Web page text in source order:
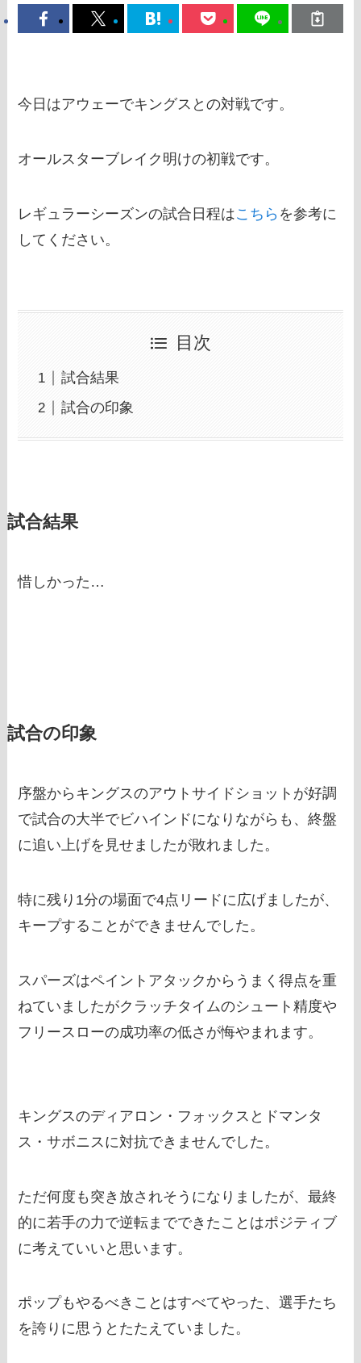
今日はアウェーでキングスとの対戦です。
オールスターブレイク明けの初戦です。
レギュラーシーズンの試合日程はこちら を参考に
してください。
目次
試合結果
試合の印象
試合結果
惜しかった…
試合の印象
序盤からキングスのアウトサイドショットが好調
で試合の大半でビハインドになりながらも、終盤
に追い上げを見せましたが敗れました。
特に残り1分の場面で4点リードに広げましたが、
キープすることができませんでした。
スパーズはペイントアタックからうまく得点を重
ねていましたがクラッチタイムのシュート精度や
フリースローの成功率の低さが悔やまれます。
キングスのディアロン・フォックスとドマンタ
ス・サボニスに対抗できませんでした。
ただ何度も突き放されそうになりましたが、最終
的に若手の力で逆転までできたことはポジティブ
に考えていいと思います。
ポップもやるべきことはすべてやった、選手たち
を誇りに思うとたたえていました。